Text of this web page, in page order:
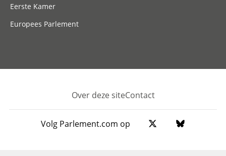
Eerste Kamer
Europees Parlement
Footer
Over deze siteContact
Volg Parlement.com op